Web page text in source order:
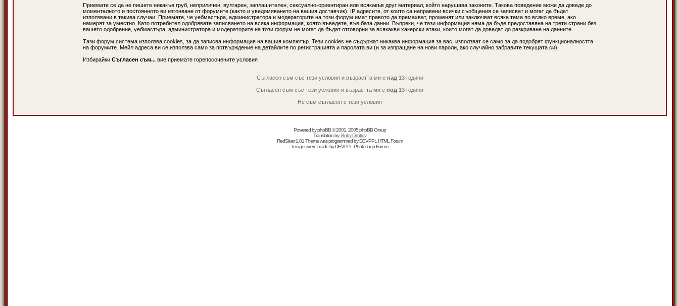
Приемате се да не пишете никакъв груб, неприличен, вулгарен, заплашителен, сексуално-ориентиран или всякакъв друг материал, който нарушава законите. Такова поведение може да доведе до
моменталното и постоянното ви изгонване от форумите (както и уведомяването на вашия доставчик). IP адресите, от които са направени всички съобщения се записват и могат да бъдат
използвани в такива случаи. Приемате, че уебмастъра, администратора и модераторите на този форум имат правото да премахват, променят или заключват всяка тема по всяко време, ако
намерят за уместно. Като потребител одобрявате записването на всяка информация, която въведете, във база данни. Въпреки, че тази информация няма да бъде предоставяна на трети страни без
вашето одобрение, уебмастъра, администратора и модераторите на този форум не могат да бъдат отговорни за всякакви хакерски атаки, които могат да доведат до разкриване на данните.
Тази форум система използва cookies, за да записва информация на вашия компютър. Тези cookies не съдържат никаква информация за вас; използват се само за да подобрят функционалността
на форумите. Мейл адреса ви се използва само за потвърждение на детайлите по регистрацията и паролата ви (и за изпращане на нови пароли, ако случайно забравите текущата си).
Избирайки Съгласен съм...вие приемате горепосочените условия
Съгласен съм със тези условия и възрастта ми е над 13 години
Съгласен съм със тези условия и възрастта ми е под 13 години
Не съм съгласен с тези условия
Powered byphpBB© 2001, 2005 phpBB Group
Translation by:Boby Dimitrov
RedSilver 1.01 Theme was programmed byDEVPPL HTML Forum
Images were made byDEVPPL Photoshop Forum